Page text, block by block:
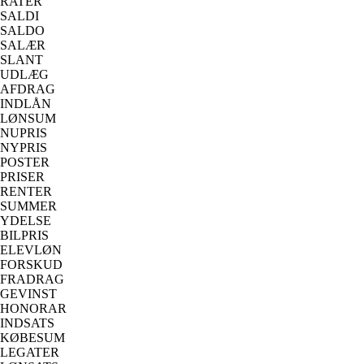
SALDI
SALDO
SALÆR
SLANT
UDLÆG
AFDRAG
INDLÅN
LØNSUM
NUPRIS
NYPRIS
POSTER
PRISER
RENTER
SUMMER
YDELSE
BILPRIS
ELEVLØN
FORSKUD
FRADRAG
GEVINST
HONORAR
INDSATS
KØBESUM
LEGATER